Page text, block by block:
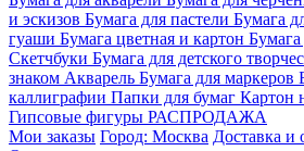
и эскизов Бумага для пастели Бумага
гуаши Бумага цветная и картон Бумага
Скетчбуки Бумага для детского
знаком Акварель Бумага для маркеров
каллиграфии Папки для бумаг Картон
Гипсовые фигуры РАСПРОДАЖА
Мои заказы Город: Москва Доставка и